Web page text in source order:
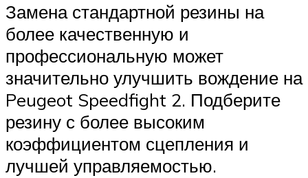
Замена стандартной резины на
более качественную и
профессиональную может
значительно улучшить вождение на
Peugeot Speedfight 2. Подберите
резину с более высоким
коэффициентом сцепления и
лучшей управляемостью.